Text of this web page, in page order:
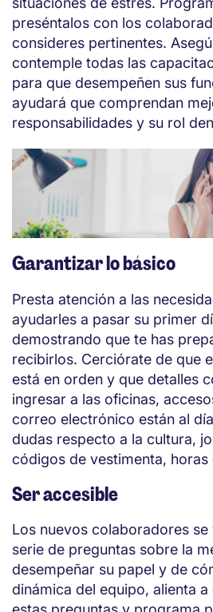
preséntalos con los
consideres pertinentes.
contemple todas las
para que desempeñen sus
ayudará que comprendan
responsabilidades y su rol
Garantizar lo básico
Presta atención a las
ayudarles a pasar su primer
demostrando que te has
recibirlos. Cerciórate de que
está en orden y que detalles
ingresar a las oficinas,
correo electrónico están al
dudas respecto a la cultura,
códigos de vestimenta, horas
Ser accesible
Los nuevos colaboradores se
serie de preguntas sobre la
desempeñar su papel y de
dinámica del equipo, alienta